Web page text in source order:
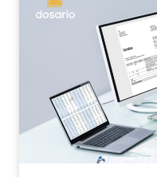
LA
PE
DIN